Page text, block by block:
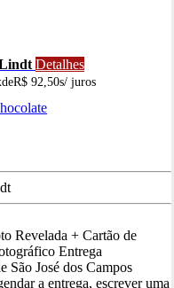
Detalhes
deR$ 92,50s/ juros
Revelada + Cartão de
Entrega
São José dos Campos
a entrega, escrever uma